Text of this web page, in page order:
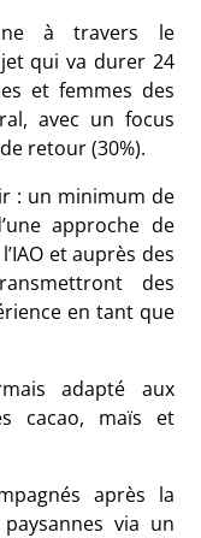
à travers le
qui va durer 24
et femmes des
avec un focus
retour (30%).
: un minimum de
approche de
et auprès des
des
en tant que
adapté aux
cacao, maïs et
après la
via un